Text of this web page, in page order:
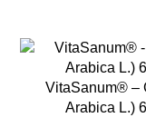
IN DEN WARENKORB
VitaSanum® –
Arabica L.)